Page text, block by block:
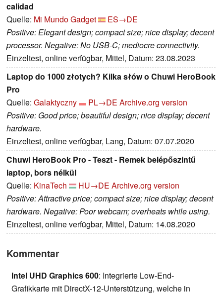
calidad
Quelle: Mi Mundo Gadget
ES→DE
Positive: Elegant design; compact size; nice display; decent
processor. Negative: No USB-C; mediocre connectivity.
Einzeltest, online verfügbar, Mittel, Datum: 23.08.2023
Laptop do 1000 złotych? Kilka słów o Chuwi HeroBook
Pro
Quelle: Galaktyczny PL→DE Archive.org version
Positive: Good price; beautiful design; nice display; decent
hardware.
Einzeltest, online verfügbar, Lang, Datum: 07.07.2020
Chuwi HeroBook Pro - Teszt - Remek belépőszintű
laptop, bors nélkül
Quelle: KinaTech HU→DE Archive.org version
Positive: Attractive price; compact size; nice display; decent
hardware. Negative: Poor webcam; overheats while using.
Einzeltest, online verfügbar, Mittel, Datum: 14.08.2020
Kommentar
Intel UHD Graphics 600: Integrierte Low-End-
Grafikkarte mit DirectX-12-Unterstützung, welche in